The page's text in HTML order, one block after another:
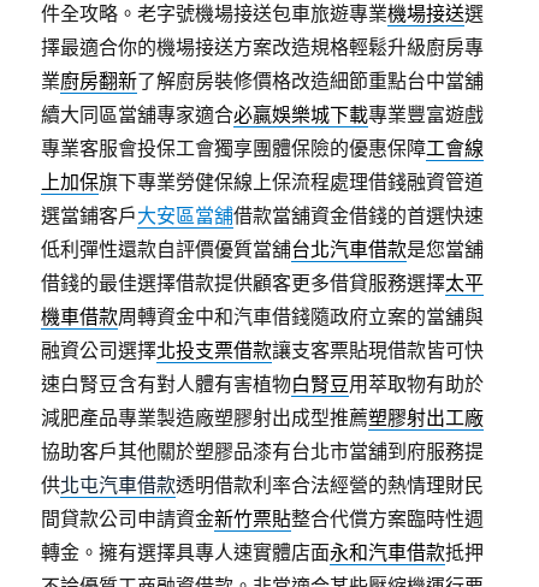
件全攻略。老字號機場接送包車旅遊專業機場接送選
擇最適合你的機場接送方案改造規格輕鬆升級廚房專
業廚房翻新了解廚房裝修價格改造細節重點台中當舖
續大同區當舖專家適合必贏娛樂城下載專業豐富遊戲
專業客服會投保工會獨享團體保險的優惠保障工會線
上加保旗下專業勞健保線上保流程處理借錢融資管道
選當鋪客戶大安區當舖借款當舖資金借錢的首選快速
低利彈性還款自評價優質當舖台北汽車借款是您當舖
借錢的最佳選擇借款提供顧客更多借貸服務選擇太平
機車借款周轉資金中和汽車借錢隨政府立案的當舖與
融資公司選擇北投支票借款讓支客票貼現借款皆可快
速白腎豆含有對人體有害植物白腎豆用萃取物有助於
減肥產品專業製造廠塑膠射出成型推薦塑膠射出工廠
協助客戶其他關於塑膠品漆有台北市當舖到府服務提
供北屯汽車借款透明借款利率合法經營的熱情理財民
間貸款公司申請資金新竹票貼整合代償方案臨時性週
轉金。擁有選擇具專人速實體店面永和汽車借款抵押